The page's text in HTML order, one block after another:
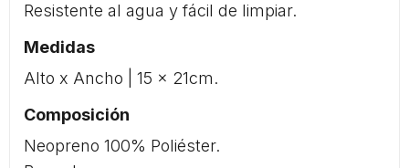
Resistente al agua y fácil de limpiar.
Medidas
Alto x Ancho | 15 x 21cm.
Composición
Neopreno 100% Poliéster.